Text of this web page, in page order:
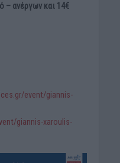
– ανέργων και 14€
event/giannis-
giannis-xaroulis-